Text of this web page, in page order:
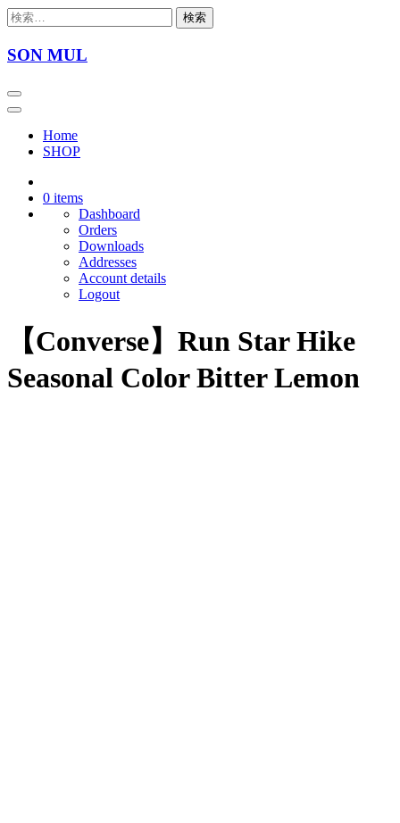
Skip
to
content
検
SON MUL
Home
SHOP
0 items
Dashboard
Orders
Downloads
Addresses
Account details
Logout
【Converse】Run Star Hike
Seasonal Color Bitter Lemon